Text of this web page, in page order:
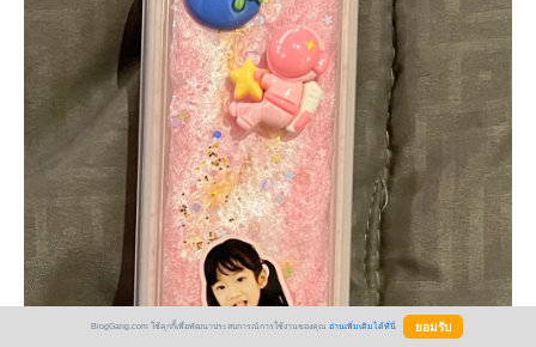
BlogGang.com ใช้คุกกี้เพื่อพัฒนาประสบการณ์การใช้งานของคุณ อ่านเพิ่มเติมได้ที่นี่